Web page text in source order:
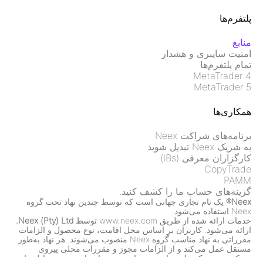
پلتفرم‌ها
منابع
امنیت سایبری و هشدار
تمام پلتفرم‌ها
MetaTrader 4
MetaTrader 5
همکاری‌ها
برنامه‌های شراکت Neex
به شریک Neex تبدیل شوید
کارگزاران معرفی (IBs)
CopyTrade
PAMM
گزینه‌های حساب ما را کشف کنید.
Neex®
یک نام تجاری جهانی است که توسط چندین نهاد تحت گروه
Neex استفاده می‌شود.
خدمات ارائه شده از طریق www.neex.com توسط
Neex (Pty) Ltd.
ارائه می‌شود. کاربران بر اساس محل اقامت، نوع محصول و الزامات
مقرراتی به نهاد مناسب گروه Neex منصوب می‌شوند. هر نهاد به‌طور
مستقل عمل می‌کند و از الزامات مجوز و مقررات محلی پیروی